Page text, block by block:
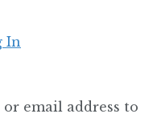
In
email address to